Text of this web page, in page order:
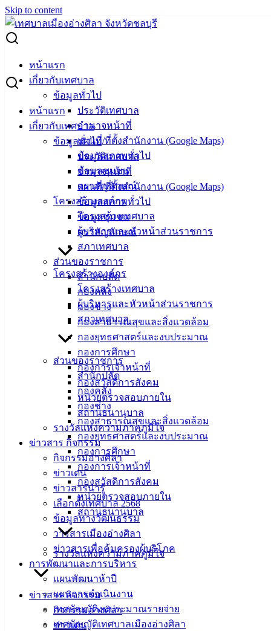
Skip to content
หน้าแรก
เกี่ยวกับเทศบาล
ข้อมูลทั่วไป
ประวัติเทศบาล
อำนาจหน้าที่
แผนที่/ที่ตั้งสำนักงาน (Google Maps)
ข้อมูลสภาพทั่วไป
ข้อมูลชุมชน
ตราสัญลักษณ์
โครงสร้างองค์กร
โครงสร้างเทศบาล
ผู้บริหารและหัวหน้าส่วนราชการ
สภาเทศบาล
ส่วนของราชการ
สำนักปลัด
กองคลัง
กองช่าง
กองสาธารณสุขและสิ่งแวดล้อม
กองยุทธศาสตร์และงบประมาณ
กองการศึกษา
กองการเจ้าหน้าที่
กองสวัสดิการสังคม
หน่วยตรวจสอบภายใน
สถานธนานุบาล
รางวัลแห่งความภาคภูมิใจ
ข่าวสาร กิจกรรม
กิจกรรมอ่างศิลา
ข่าวเด่น
ข่าวสารน่ารู้
เลือกตั้งเทศบาล 2568
ข้อมูลทางวัฒนธรรม
วารสารเมืองอ่างศิลา
ข่าวสารเพื่อคุ้มครองผู้บริโภค
การพัฒนาและการบริหาร
แผนพัฒนาห้าปี
แผนการดำเนินงาน
เทศบัญญัติงบประมาณรายจ่าย
เทศบัญญัติเทศบาลเมืองอ่างศิลา
หน้าแรก
เกี่ยวกับเทศบาล
ข้อมูลทั่วไป
ประวัติเทศบาล
อำนาจหน้าที่
แผนที่/ที่ตั้งสำนักงาน (Google Maps)
ข้อมูลสภาพทั่วไป
ข้อมูลชุมชน
ตราสัญลักษณ์
โครงสร้างองค์กร
โครงสร้างเทศบาล
ผู้บริหารและหัวหน้าส่วนราชการ
สภาเทศบาล
ส่วนของราชการ
สำนักปลัด
กองคลัง
กองช่าง
กองสาธารณสุขและสิ่งแวดล้อม
กองยุทธศาสตร์และงบประมาณ
กองการศึกษา
กองการเจ้าหน้าที่
กองสวัสดิการสังคม
หน่วยตรวจสอบภายใน
สถานธนานุบาล
รางวัลแห่งความภาคภูมิใจ
ข่าวสาร กิจกรรม
กิจกรรมอ่างศิลา
ข่าวเด่น
Search for:
การเสนอราคาประมูลให้เช่าทรัพย์สิน ขององค์การบริหารส่วน
จังหวัดชลบุรี
การเสนอราคาประมูลให้เช่าทรัพย์สิน ของ
องค์การบริหารส่วนจังหวัดชลบุรี
มีนาคม 21, 2025 มีนาคม 21, 2025
ชบ-51004-ว42-2-4
ดาวน์โหลด
เมืองอ่าง
เทศบาลเมือง
ม.3 ต.เสม็ด
อ.เมือง จ.ชลบุรี
142-100-104
บริการ
ประชาชน
ดาวน์โหลด
ฟอร์ม,
เอกสาร
คู่มือ
สำหรับ
ประชาชน/
คู่มือการ